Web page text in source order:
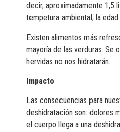
decir, aproximadamente 1,5
tempetura ambiental, la
Existen alimentos más
mayoría de las verduras. Se
hervidas no nos hidratarán.
Impacto
Las consecuencias para
deshidratación son: dolores
el cuerpo llega a una